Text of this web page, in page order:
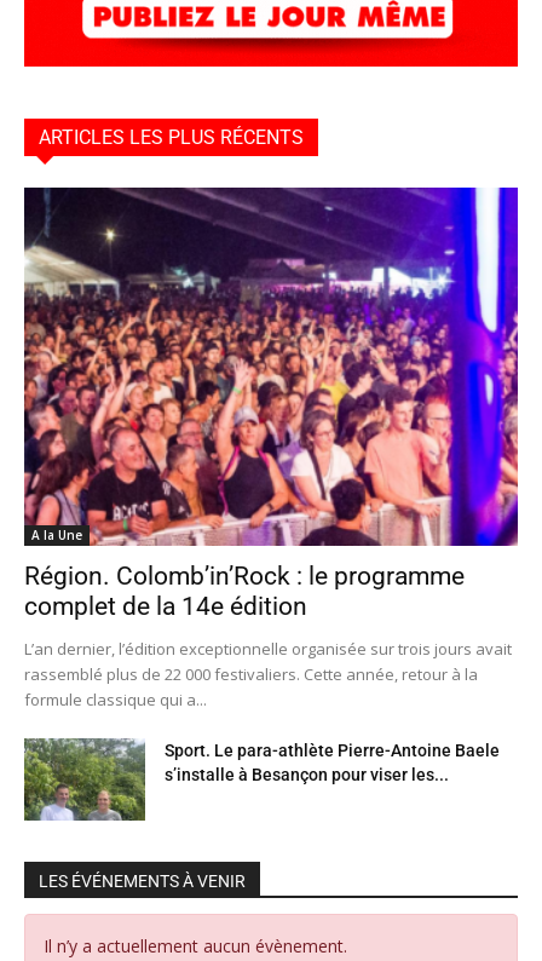
ARTICLES LES PLUS RÉCENTS
A la Une
Région. Colomb’in’Rock : le programme
complet de la 14e édition
L’an dernier, l’édition exceptionnelle organisée sur trois jours avait
rassemblé plus de 22 000 festivaliers. Cette année, retour à la
formule classique qui a...
Sport. Le para-athlète Pierre-Antoine Baele
s’installe à Besançon pour viser les...
LES ÉVÉNEMENTS À VENIR
Il n’y a actuellement aucun évènement.